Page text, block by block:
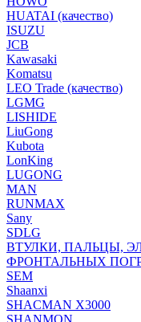
HUATAI (качество)
ISUZU
JCB
Kawasaki
Komatsu
LEO Trade (качество)
LGMG
LISHIDE
LiuGong
Kubota
LonKing
LUGONG
MAN
RUNMAX
Sany
SDLG
ВТУЛКИ, ПАЛЬЦЫ,
ФРОНТАЛЬНЫХ
SEM
Shaanxi
SHACMAN X3000
SHANMON